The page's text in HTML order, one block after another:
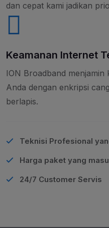
dan cepat kami jadikan
Keamanan Internet
ION Broadband
Anda dengan enkripsi
berlapis.
Teknisi Profesional
Harga paket yang
24/7 Customer Servis